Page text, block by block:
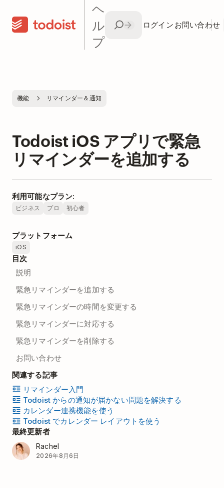
ヘ
ル
プ
ログイン お問い合わせ
機能 リマインダー＆通知
Todoist iOS アプリで緊急
リマインダーを追加する
利用可能なプラン:
ビジネス プロ 初心者
プラットフォーム
iOS
目次
説明
緊急リマインダーを追加する
緊急リマインダーの時間を変更する
緊急リマインダーに対応する
緊急リマインダーを削除する
お問い合わせ
関連する記事
リマインダー入門
Todoist からの通知が届かない問題を解決する
カレンダー連携機能を使う
Todoist でカレンダー レイアウトを使う
最終更新者
Rachel
2026年8月6日